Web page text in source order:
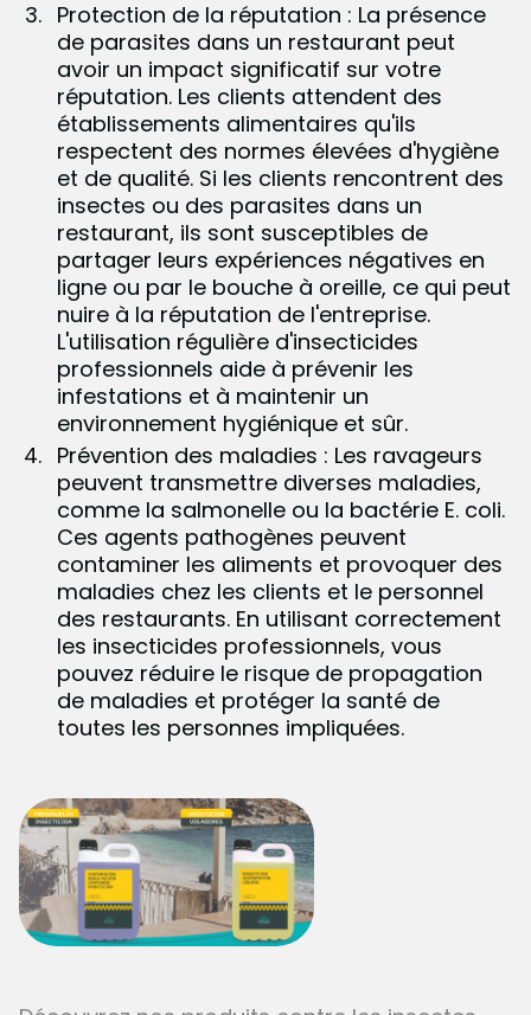
Protection de la réputation : La présence
de parasites dans un restaurant peut
avoir un impact significatif sur votre
réputation. Les clients attendent des
établissements alimentaires qu'ils
respectent des normes élevées d'hygiène
et de qualité. Si les clients rencontrent des
insectes ou des parasites dans un
restaurant, ils sont susceptibles de
partager leurs expériences négatives en
ligne ou par le bouche à oreille, ce qui peut
nuire à la réputation de l'entreprise.
L'utilisation régulière d'insecticides
professionnels aide à prévenir les
infestations et à maintenir un
environnement hygiénique et sûr.
Prévention des maladies : Les ravageurs
peuvent transmettre diverses maladies,
comme la salmonelle ou la bactérie E. coli.
Ces agents pathogènes peuvent
contaminer les aliments et provoquer des
maladies chez les clients et le personnel
des restaurants. En utilisant correctement
les insecticides professionnels, vous
pouvez réduire le risque de propagation
de maladies et protéger la santé de
toutes les personnes impliquées.